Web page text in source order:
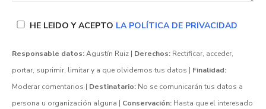
HE LEIDO Y ACEPTO LA POLÍTICA DE PRIVACIDAD
Responsable datos:Agustín Ruiz | Derechos: Rectificar, acceder,
portar, suprimir, limitar y a que olvidemos tus datos | Finalidad:
Moderar comentarios | Destinatario: No se comunicarán tus datos a
persona u organización alguna | Conservación: Hasta que el interesado